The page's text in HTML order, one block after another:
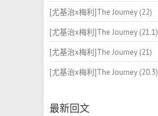
[尤基治x梅利]The Journey (22)
[尤基治x梅利]The Journey (21.1)
[尤基治x梅利]The Journey (21)
[尤基治x梅利]The Journey (20.3)
最新回文